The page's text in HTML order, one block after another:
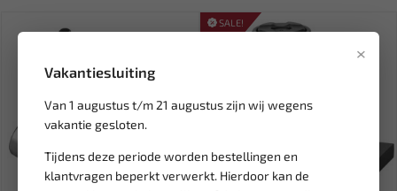
×
Vakantiesluiting
Van 1 augustus t/m 21 augustus zijn wij wegens
vakantie gesloten.
Tijdens deze periode worden bestellingen en
klantvragen beperkt verwerkt. Hierdoor kan de
SALE!